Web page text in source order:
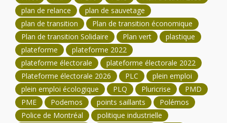
plan de relance
plan de sauvetage
plan de transition
Plan de transition économique
Plan de transition Solidaire
Plan vert
plastique
plateforme
plateforme 2022
plateforme électorale
plateforme électorale 2022
Plateforme électorale 2026
PLC
plein emploi
plein emploi écologique
PLQ Pluricrise
PMD
PME
Podemos points saillants
Polémos
Police de Montréal
politique industrielle